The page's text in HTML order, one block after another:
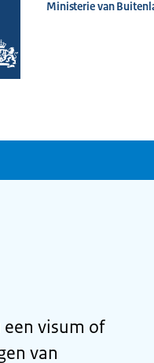
Ministerie van
visum of
van